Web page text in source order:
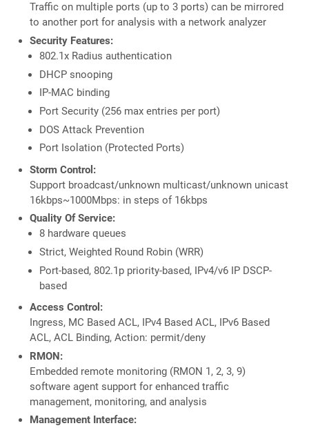
Traffic on multiple ports (up to 3 ports) can be mirrored
to another port for analysis with a network analyzer
Security Features:
802.1x Radius authentication
DHCP snooping
IP-MAC binding
Port Security (256 max entries per port)
DOS Attack Prevention
Port Isolation (Protected Ports)
Storm Control:
Support broadcast/unknown multicast/unknown unicast
16kbps~1000Mbps: in steps of 16kbps
Quality Of Service:
8 hardware queues
Strict, Weighted Round Robin (WRR)
Port-based, 802.1p priority-based, IPv4/v6 IP DSCP-
based
Access Control:
Ingress, MC Based ACL, IPv4 Based ACL, IPv6 Based
ACL, ACL Binding, Action: permit/deny
RMON:
Embedded remote monitoring (RMON 1, 2, 3, 9)
software agent support for enhanced traffic
management, monitoring, and analysis
Management Interface: